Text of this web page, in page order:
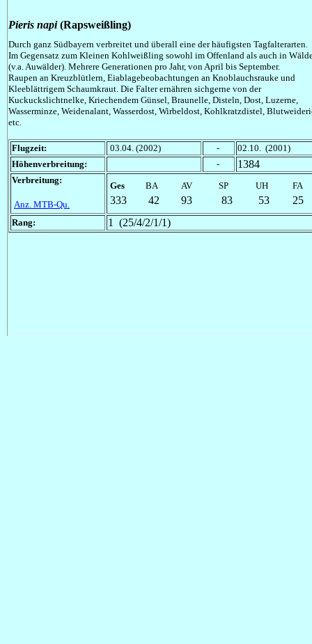
Pieris napi(Rapsweißling)
Durch ganz Südbayern verbreitet und überall eine der häufigsten Tagfalterarten.
Im Gegensatz zum Kleinen Kohlweißling sowohl im Offenland als auch in
(v.a. Auwälder). Mehrere Generationen pro Jahr, von April bis September.
Raupen an Kreuzblütlern, Eiablagebeobachtungen an Knoblauchsrauke und
Kleeblättrigem Schaumkraut. Die Falter ernähren sichgerne von der
Kuckuckslichtnelke, Kriechendem Günsel, Braunelle, Disteln, Dost, Luzerne,
Wasserminze, Weidenalant, Wasserdost, Wirbeldost, Kohlkratzdistel,
etc.
Flugzeit: 03.04. (2002) -
02.10. (2001)
Höhenverbreitung:
- 1384
Verbreitung:
Anz. MTB-Qu.
Ges BA AV SP UH FA
333 42 93 83 53 25
Rang: 1 (25/4/2/1/1)